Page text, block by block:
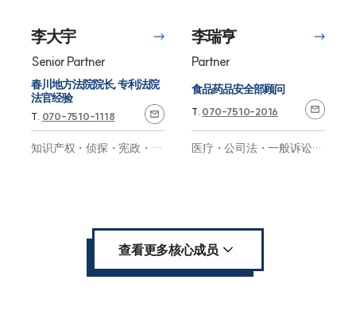
判决分析
法律信息（法人）
法律信息（个人）
法律问答
客户评价
业务组/中心
成员介绍
律师与专家推荐
李大宇
Senior Partner
春川地方法院院长, 专利法院
法官经验
T. 070-7510-1118
知识产权・侦探・宪政・一
李瑞亨
Partner
食品药品安全部顾问
T. 070-7510-2016
医疗・公司法・一般诉讼・
查看更多核心成员